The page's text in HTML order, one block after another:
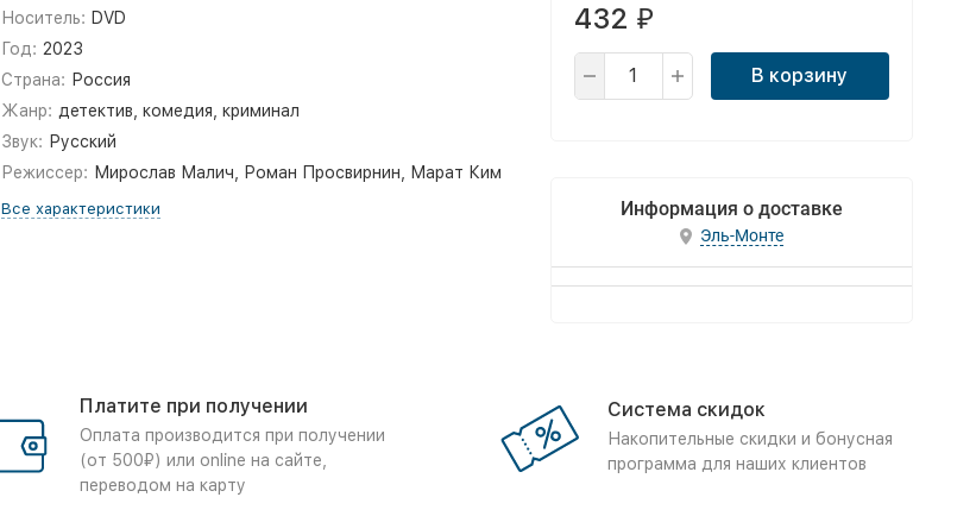
Носитель: DVD
Год: 2023
Страна: Россия
Жанр: детектив, комедия, криминал
Звук: Русский
Режиссер: Мирослав Малич, Роман Просвирнин, Марат Ким
Все характеристики
432 ₽
В корзину
Информация о доставке
Эль-Монте
Платите при получении
Оплата производится при получении
(от 500₽) или online на сайте,
переводом на карту
Система скидок
Накопительные скидки и бонусная
программа для наших клиентов